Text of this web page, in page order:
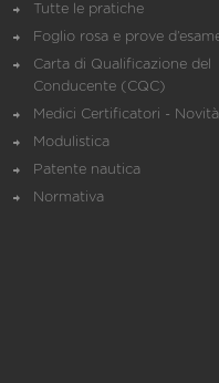
Tutte le pratiche
Foglio rosa e prove
Carta di Qualificazione del
Conducente (CQC)
Medici Certificatori - Novità
Modulistica
Patente nautica
Normativa